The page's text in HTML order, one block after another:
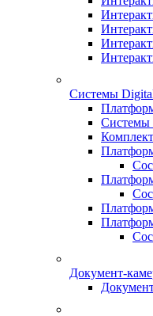
Системы
Системы
Документ-